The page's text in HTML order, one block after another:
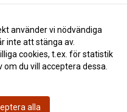
2018-10-22 07:34
2018-10-12 08:29
använder vi nödvändiga
inte att stänga av.
cookies, t.ex. för statistik
du vill acceptera dessa.
alla